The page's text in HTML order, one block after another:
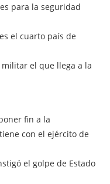
para la seguridad
el cuarto país de
el que llega a la
fin a la
con el ejército de
el golpe de Estado